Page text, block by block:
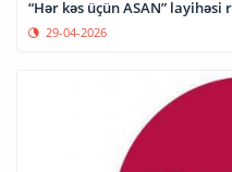
“Hər kəs üçün ASAN” layihəsi
29-04-2026